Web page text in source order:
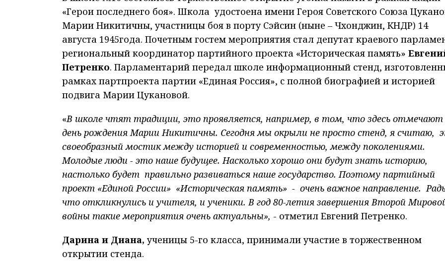
«Герои последнего боя». Школа удостоена имени Героя Советского Союза
Марии Никитичны, участницы боя в порту Сэйсин (ныне – Чхонджин, КНДР) 14
августа 1945года. Почетным гостем мероприятия стал депутат краевого
региональный координатор партийного проекта «Историческая память»
Петренко. Парламентарий передал школе информационный стенд,
рамках партпроекта партии «Единая Россия», с полной биографией и историей
подвига Марии Цукановой.
«В школе чтят традиции, это проявляется, например, в том, что здесь отмечают
день рождения Марии Никитичны. Сегодня мы окрыли не просто стенд, я считаю,
своеобразный мостик между историей и современностью, между поколениями.
Молодые люди - это наше будущее. Насколько хорошо они будут знать историю,
настолько будет правильно развиваться наше государство. Поэтому партийный
проект «Единой России» «Историческая память» - очень важное направление.
что откликнулись и учителя, и ученики. В год 80-летия завершения Второй
войны такие мероприятия очень актуальны», - отметил Евгений Петренко.
Дарина и Диана, ученицы 5-го класса, принимали участие в торжественном
открытии стенда.